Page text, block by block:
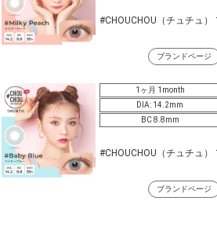
#CHOUCHOU（チュチュ
ブランドページ
1ヶ月 1month
DIA: 14.2mm
BC 8.8mm
#CHOUCHOU（チュチュ
ブランドページ